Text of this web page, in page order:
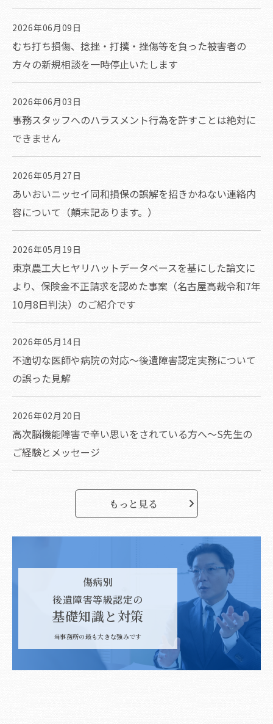
2026年06月09日
むち打ち損傷、捻挫・打撲・挫傷等を負った被害者の
方々の新規相談を一時停止いたします
2026年06月03日
事務スタッフへのハラスメント行為を許すことは絶対に
できません
2026年05月27日
あいおいニッセイ同和損保の誤解を招きかねない連絡内
容について（顛末記あります。）
2026年05月19日
東京農工大ヒヤリハットデータベースを基にした論文に
より、保険金不正請求を認めた事案（名古屋高裁令和7年
10月8日判決）のご紹介です
2026年05月14日
不適切な医師や病院の対応～後遺障害認定実務について
の誤った見解
2026年02月20日
高次脳機能障害で辛い思いをされている方へ～S先生の
ご経験とメッセージ
もっと見る
傷病別
後遺障害等級認定の
基礎知識と対策
当事務所の最も大きな強みです